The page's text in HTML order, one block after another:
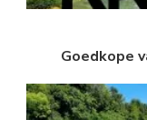
Goedkope